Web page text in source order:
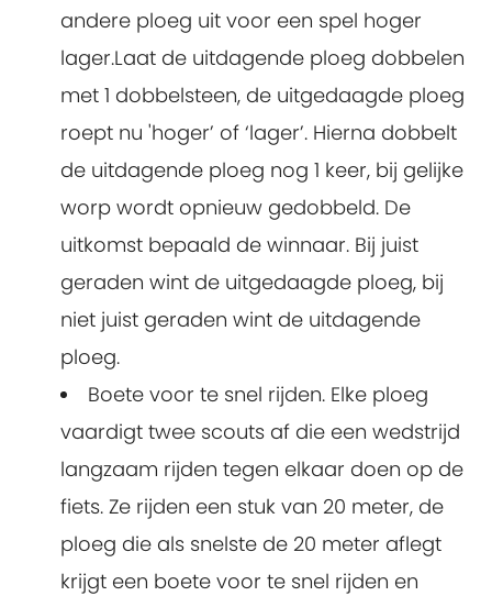
andere ploeg uit voor een spel hoger
lager.Laat de uitdagende ploeg dobbelen
met 1 dobbelsteen, de uitgedaagde ploeg
roept nu 'hoger’ of ‘lager’. Hierna dobbelt
de uitdagende ploeg nog 1 keer, bij gelijke
worp wordt opnieuw gedobbeld. De
uitkomst bepaald de winnaar. Bij juist
geraden wint de uitgedaagde ploeg, bij
niet juist geraden wint de uitdagende
ploeg.
Boete voor te snel rijden. Elke ploeg
vaardigt twee scouts af die een wedstrijd
langzaam rijden tegen elkaar doen op de
fiets. Ze rijden een stuk van 20 meter, de
ploeg die als snelste de 20 meter aflegt
krijgt een boete voor te snel rijden en